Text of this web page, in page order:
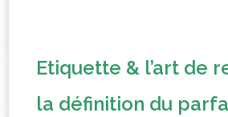
Etiquette & l’art de
la définition du